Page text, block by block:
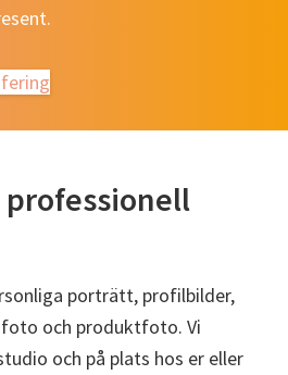
professionell
porträtt, profilbilder,
och produktfoto. Vi
och på plats hos er eller